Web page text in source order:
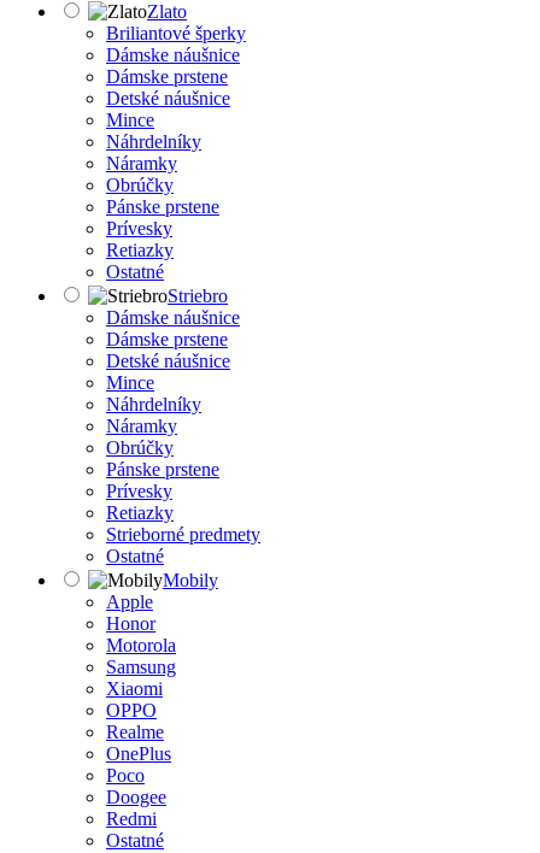
Zlato
Briliantové šperky
Dámske náušnice
Dámske prstene
Detské náušnice
Mince
Náhrdelníky
Náramky
Obrúčky
Pánske prstene
Prívesky
Retiazky
Ostatné
Striebro
Dámske náušnice
Dámske prstene
Detské náušnice
Mince
Náhrdelníky
Náramky
Obrúčky
Pánske prstene
Prívesky
Retiazky
Strieborné predmety
Ostatné
Mobily
Apple
Honor
Motorola
Samsung
Xiaomi
OPPO
Realme
OnePlus
Poco
Doogee
Redmi
Ostatné